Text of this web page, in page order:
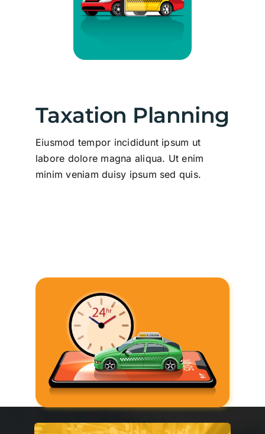
Taxation Planning
Eiusmod tempor incididunt ipsum ut
labore dolore magna aliqua. Ut enim
minim veniam duisy ipsum sed quis.